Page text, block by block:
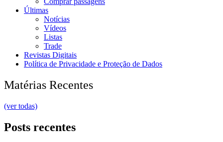
Últimas
Notícias
Vídeos
Listas
Trade
Revistas Digitais
Política de Privacidade e Proteção de Dados
Matérias Recentes
(ver todas)
Posts recentes